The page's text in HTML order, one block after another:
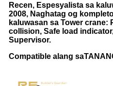
Recen, Espesyalista sa
2008, Naghatag og
kaluwasan sa Tower crane:
collision, Safe load
Supervisor.
Compatible alang sa